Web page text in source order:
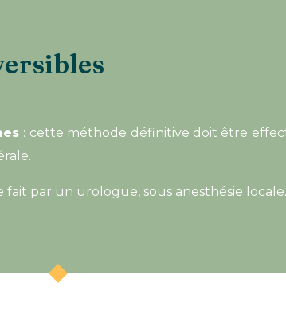
: cette méthode définitive doit être
fait par un urologue, sous anesthésie locale.